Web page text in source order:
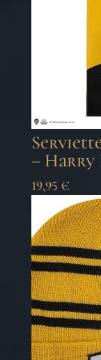
– Harry
19,95 €